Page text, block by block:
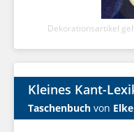
Dekorationsartikel
Kleines Kant-
Taschenbuch von